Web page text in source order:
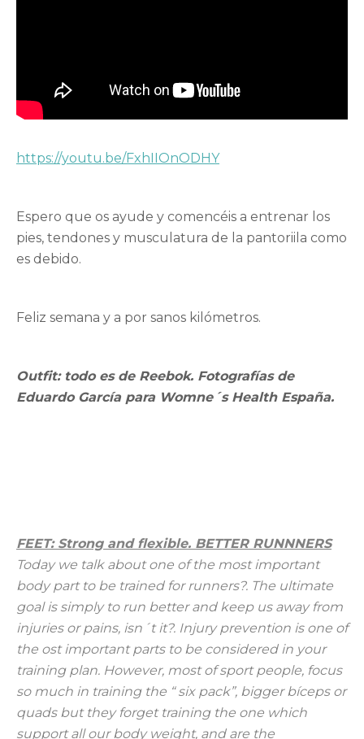
https://youtu.be/FxhIIOnODHY
Espero que os ayude y comencéis a entrenar los
pies, tendones y musculatura de la pantoriila como
es debido.
Feliz semana y a por sanos kilómetros.
Outfit: todo es de Reebok. Fotografías de
Eduardo García para Womne´s Health España.
FEET: Strong and flexible. BETTER RUNNNERS
Today we talk about one of the most important
body part to be trained for runners?. The ultimate
goal is simply to run better and keep us away from
injuries or pains, isn´t it?. Injury prevention is one of
the ost important parts to be considered in your
training plan. However, most of sport people, focus
so much in training the “ six pack”, bigger bíceps or
quads but they forget training the one which
support all our body weight, and are the